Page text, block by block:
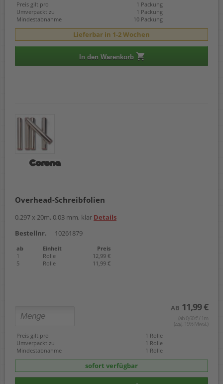
Preis gilt pro
1 Packung
Umverpackt zu
1 Packung
Mindestabnahme
10 Packung
Lieferbar in 1-2 Wochen
In den Warenkorb
Overhead-Schreibfolien
0,297 x 20m, 0,03 mm, klar Details
Bestellnr.
10261879
ab Einheit
Preis
1
Rolle
12,99 €
5
Rolle 11,99 €
AB 11,99 €
(ab 0,60 € / 1m
(zzgl. 19% Mwst.)
Preis gilt pro
1 Rolle
Umverpackt zu
1 Rolle
Mindestabnahme
1 Rolle
sofort verfügbar